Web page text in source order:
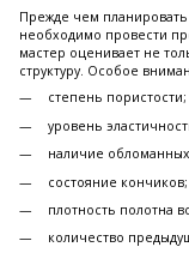
Прежде чем
необходимо провести
мастер оценивает не
структуру. Особое
степень пористости;
уровень
наличие обломанных
состояние кончиков;
плотность полотна
количество